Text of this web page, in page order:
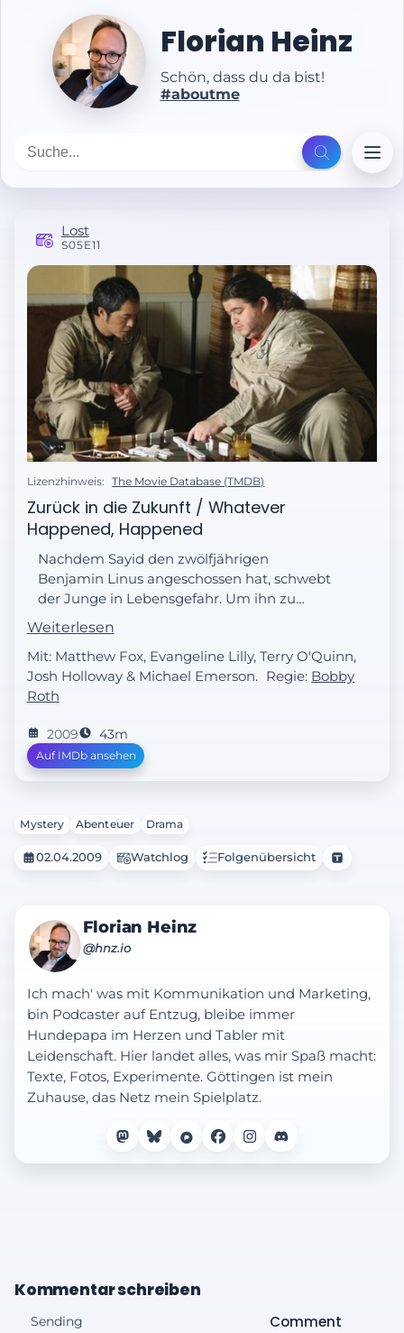
Florian Heinz
Schön, dass du da bist!
#aboutme
Lost
S05E11
Lizenzhinweis: The Movie Database (TMDB)
Zurück in die Zukunft / Whatever
Happened, Happened
Nachdem Sayid den zwölfjährigen
Benjamin Linus angeschossen hat, schwebt
der Junge in Lebensgefahr. Um ihn zu
retten, bringen Kate und Sawyer ihn zu
"den Anderen". Richard Alpert verspricht,
alles zu tun, um Ben zu retten.
Weiterlesen
Mit: Matthew Fox, Evangeline Lilly, Terry O'Quinn,
Josh Holloway & Michael Emerson. Regie: Bobby
Roth
2009 43m
Auf IMDb ansehen
Mystery Abenteuer Drama
02.04.2009 Watchlog Folgenübersicht
Florian Heinz
@hnz.io
Ich mach' was mit Kommunikation und Marketing,
bin Podcaster auf Entzug, bleibe immer
Hundepapa im Herzen und Tabler mit
Leidenschaft. Hier landet alles, was mir Spaß macht:
Texte, Fotos, Experimente. Göttingen ist mein
Zuhause, das Netz mein Spielplatz.
Kommentar schreiben
Sending
Comment